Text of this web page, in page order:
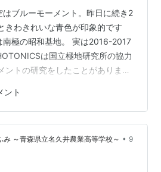
ブルーモーメント。昨日に続き2
きわきれいな青色が印象的です
南極の昭和基地。 実は2016-2017
は国立極地研究所の協力
ントの研究をしたことがありま
を当時のメンバーがPCを使って
べたり 出現時間を調べたもので
日本では30分ぐらいしかないのに
ことを明らかにしました。季節は
夏の南極は「転がる太陽」とい
ント
～青森県立名久井農業高等学校～ • 9